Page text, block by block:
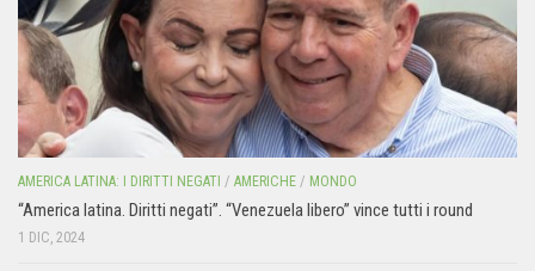
AMERICA LATINA: I DIRITTI NEGATI / AMERICHE / MONDO
“America latina. Diritti negati”. “Venezuela libero” vince tutti i round
1 DIC, 2024